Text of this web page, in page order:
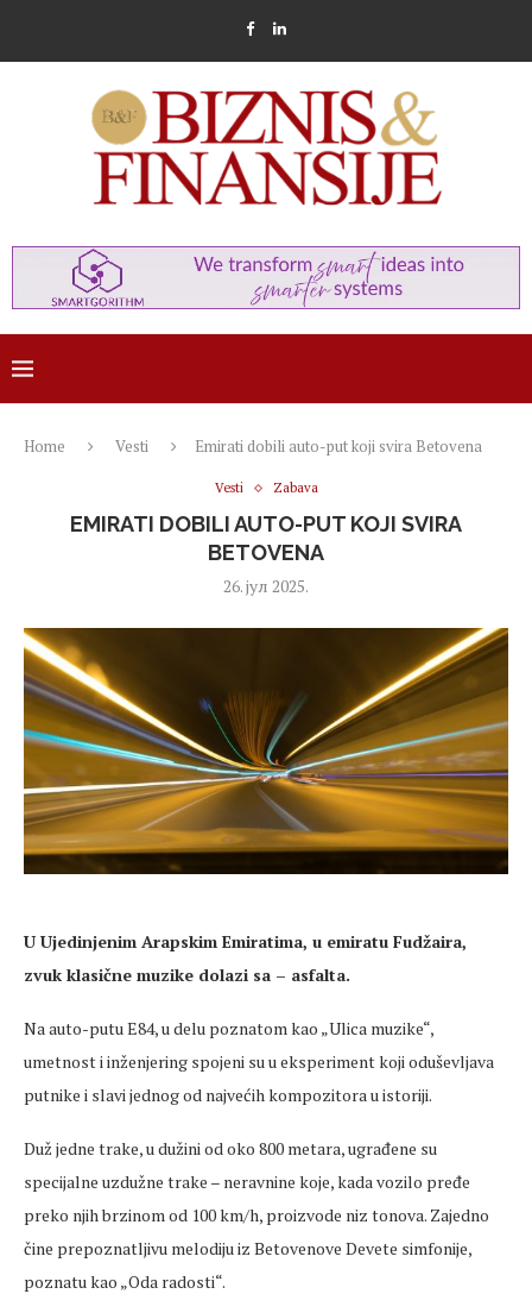
Home Vesti Emirati dobili auto-put koji svira Betovena
Vesti Zabava
EMIRATI DOBILI AUTO-PUT KOJI SVIRA
BETOVENA
26. јул 2025.
U Ujedinjenim Arapskim Emiratima, u emiratu Fudžaira,
zvuk klasične muzike dolazi sa – asfalta.
Na auto-putu E84, u delu poznatom kao „Ulica muzike“,
umetnosti inženjering spojeni su u eksperiment koji oduševljava
putnike i slavi jednog od najvećih kompozitora u istoriji.
Duž jedne trake, u dužini od oko 800 metara, ugrađene su
specijalne uzdužne trake – neravnine koje, kada vozilo pređe
preko njih brzinom od 100 km/h, proizvode niz tonova. Zajedno
čine prepoznatljivu melodiju iz Betovenove Devetе simfonije,
poznatu kao „Oda radosti“.